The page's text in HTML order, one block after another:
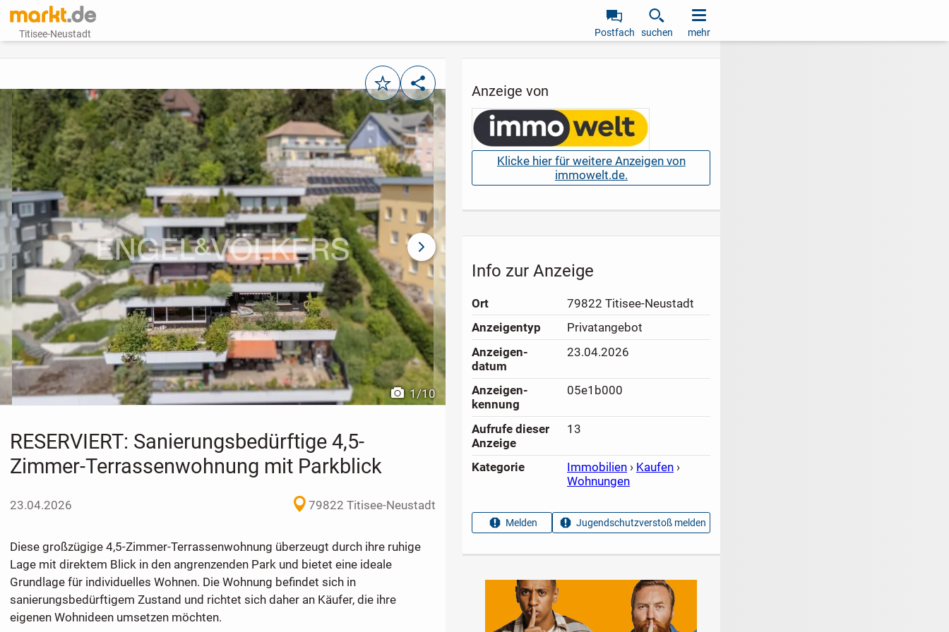
Titisee-Neustadt Postfach suchen mehr
MerkenTeilen
vorheriges Bild
1/10
nächstes Bild
RESERVIERT: Sanierungsbedürftige 4,5-
Zimmer-Terrassenwohnung mit Parkblick
23.04.2026 79822 Titisee-Neustadt
Diese großzügige 4,5-Zimmer-Terrassenwohnung überzeugt durch ihre ruhige
Lage mit direktem Blick in den angrenzenden Park und bietet eine ideale
Grundlage für individuelles Wohnen. Die Wohnung befindet sich in
sanierungsbedürftigem Zustand und richtet sich daher an Käufer, die ihre
eigenen Wohnideen umsetzen möchten.
Anzeige von
Klicke hier für weitere Anzeigen von
immowelt.de.
Info zur Anzeige
Ort
79822 Titisee-Neustadt
Anzeigen­typ
Privatangebot
Anzeigen­
datum
23.04.2026
Anzeigen­
kennung
05e1b000
Aufrufe dieser
Anzeige
13
Kategorie Immobilien › Kaufen ›
Wohnungen
Melden Jugendschutzverstoß melden